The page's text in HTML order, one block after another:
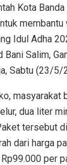
Kota
Idul Adha
Salim,
Sabtu (23/5/
masyarakat
dua liter
tersebut
dari harga
per